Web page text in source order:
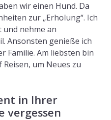
wir einen Hund. Da
zur „Erholung“. Ich
nehme an
Ansonsten genieße ich
Familie. Am liebsten bin
um Neues zu
in Ihrer
vergessen